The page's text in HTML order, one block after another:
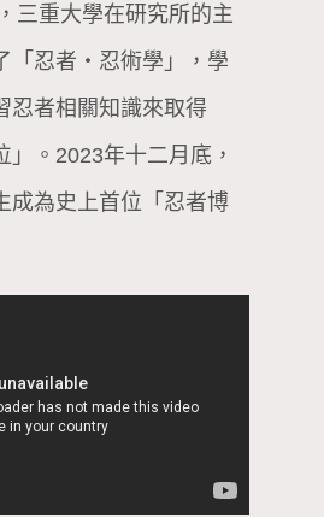
三重大學在研究所的主
「忍者・忍術學」，學
忍者相關知識來取得
」。2023年十二月底，
成為史上首位「忍者博